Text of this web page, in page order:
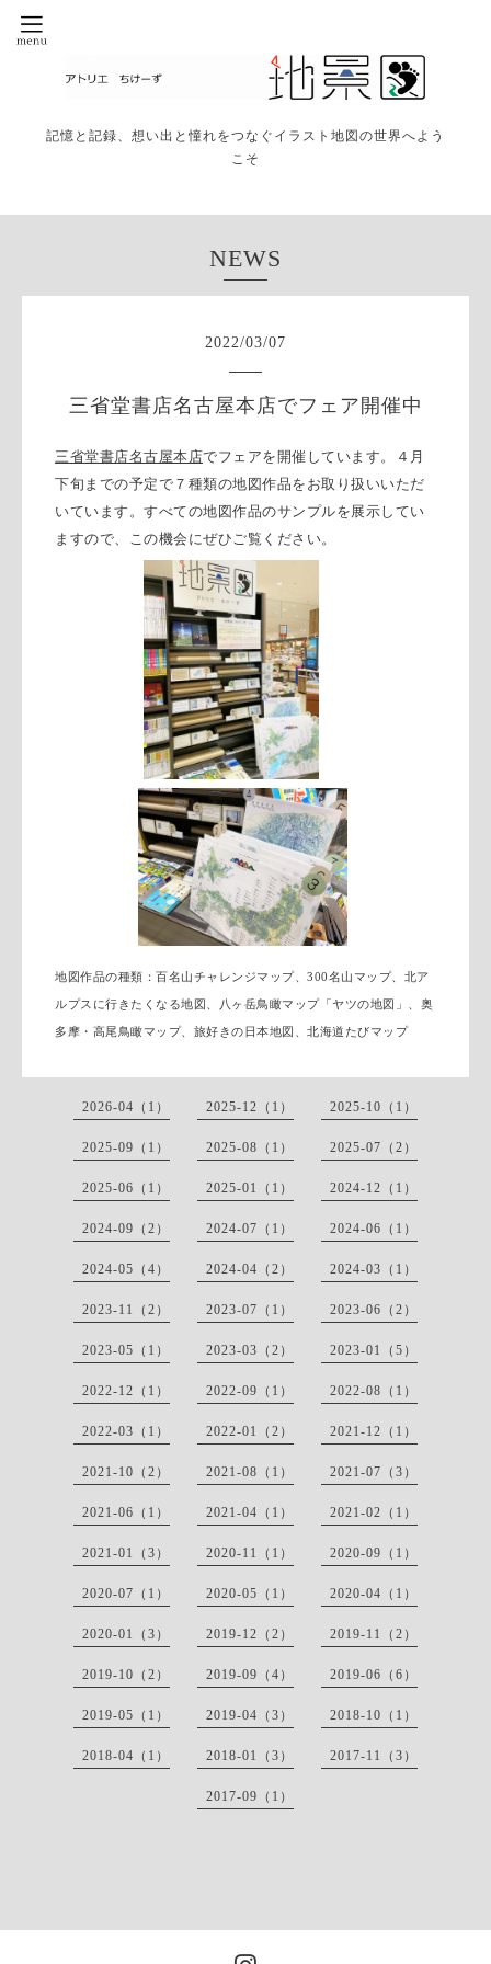
記憶と記録、想い出と憧れをつなぐイラスト地図の世界へよう
こそ
NEWS
2022/03/07
三省堂書店名古屋本店でフェア開催中
三省堂書店名古屋本店でフェアを開催しています。４月
下旬までの予定で７種類の地図作品をお取り扱いいただ
いています。すべての地図作品のサンプルを展示してい
ますので、この機会にぜひご覧ください。
地図作品の種類：百名山チャレンジマップ、300名山マップ、北ア
ルプスに行きたくなる地図、八ヶ岳鳥瞰マップ「ヤツの地図」、奥
多摩・高尾鳥瞰マップ、旅好きの日本地図、北海道たびマップ
2026-04（1） 2025-12（1） 2025-10（1）
2025-09（1） 2025-08（1） 2025-07（2）
2025-06（1） 2025-01（1） 2024-12（1）
2024-09（2） 2024-07（1） 2024-06（1）
2024-05（4） 2024-04（2） 2024-03（1）
2023-11（2） 2023-07（1） 2023-06（2）
2023-05（1） 2023-03（2） 2023-01（5）
2022-12（1） 2022-09（1） 2022-08（1）
2022-03（1） 2022-01（2） 2021-12（1）
2021-10（2） 2021-08（1） 2021-07（3）
2021-06（1） 2021-04（1） 2021-02（1）
2021-01（3） 2020-11（1） 2020-09（1）
2020-07（1） 2020-05（1） 2020-04（1）
2020-01（3） 2019-12（2） 2019-11（2）
2019-10（2） 2019-09（4） 2019-06（6）
2019-05（1） 2019-04（3） 2018-10（1）
2018-04（1） 2018-01（3） 2017-11（3）
2017-09（1）